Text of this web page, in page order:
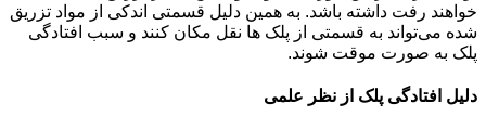
خواهند رفت داشته باشد. به همین دلیل قسمتی اندکی از مواد تزریق
شده می‌تواند به قسمتی از پلک ها نقل مکان کنند و سبب افتادگی
پلک به صورت موقت شوند.
دلیل افتادگی پلک از نظر علمی